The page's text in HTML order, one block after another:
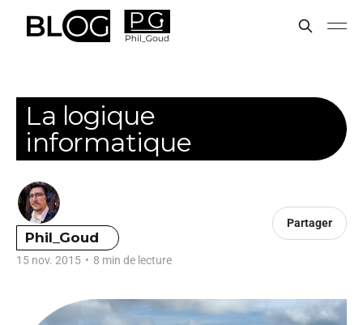
La logique
informatique
Phil_Goud
15 nov. 2015 • 8 min de lecture
Partager